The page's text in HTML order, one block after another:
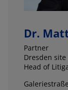
Dr.
Partner
Dresden
Head of